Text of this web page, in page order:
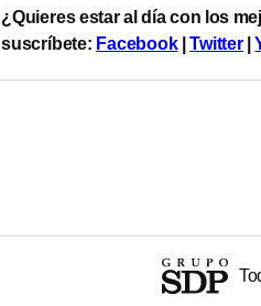
¿Quieres estar al día con los
suscríbete: Facebook|Twitter|